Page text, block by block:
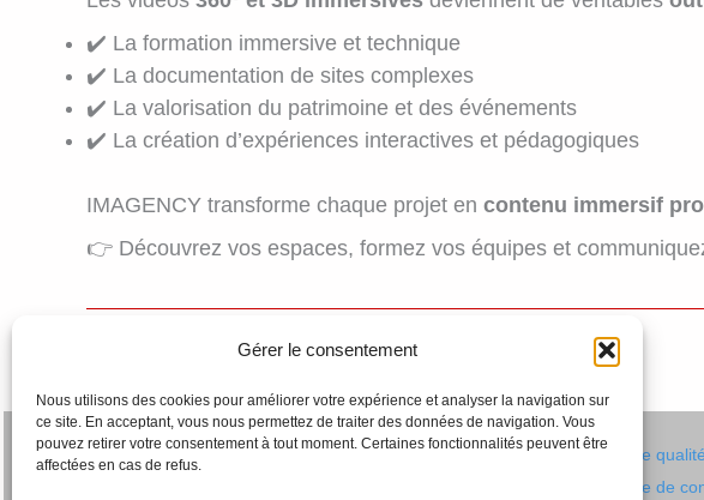
Gérer le consentement
Nous utilisons des cookies pour améliorer votre expérience et analyser la navigation sur
ce site. En acceptant, vous nous permettez de traiter des données de navigation. Vous
pouvez retirer votre consentement à tout moment. Certaines fonctionnalités peuvent être
affectées en cas de refus.
✔️ La formation immersive et technique
✔️ La documentation de sites complexes
✔️ La valorisation du patrimoine et des événements
✔️ La création d’expériences interactives et pédagogiques
IMAGENCY transforme chaque projet en contenu immersif
👉 Découvrez vos espaces, formez vos équipes et
Qui sommes-nous
Politique
Politique de